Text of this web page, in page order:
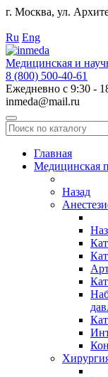
г. Москва, ул.
Ru Eng
Медицинская и
8 (800) 500-40-61
Ежедневно с 9:30 -
inmeda@mail.ru
Поиск
по
каталогуГлавная
Медицинская
Назад